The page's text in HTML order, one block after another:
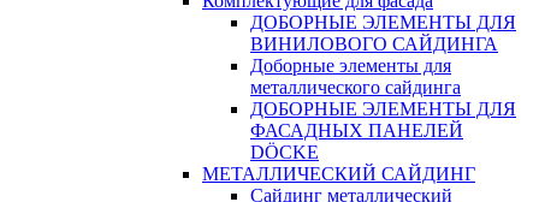
ДОБОРНЫЕ ЭЛЕМЕНТЫ ДЛЯ
ВИНИЛОВОГО САЙДИНГА
Доборные элементы для
металлического сайдинга
ДОБОРНЫЕ ЭЛЕМЕНТЫ ДЛЯ
ФАСАДНЫХ ПАНЕЛЕЙ
DÖCKE
МЕТАЛЛИЧЕСКИЙ САЙДИНГ
Сайдинг металлический